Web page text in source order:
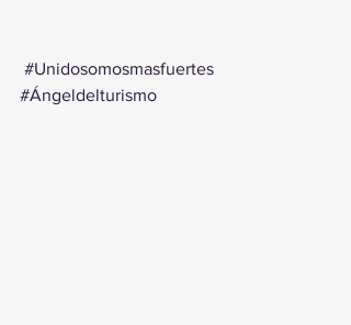
#Unidosomosmasfuertes
#Ángeldelturismo